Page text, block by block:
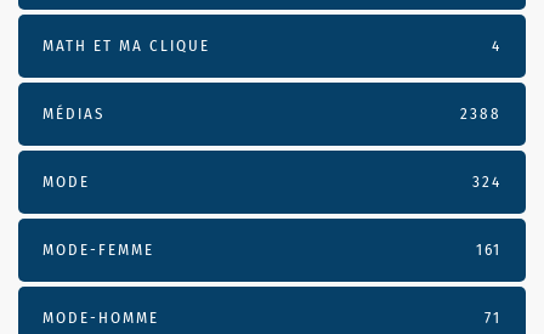
MATH ET MA CLIQUE 4
MÉDIAS 2388
MODE 324
MODE-FEMME 161
MODE-HOMME 71